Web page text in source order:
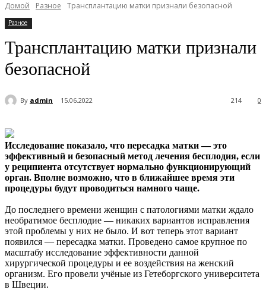
Домой Разное Трансплантацию матки признали безопасной
Разное
Трансплантацию матки признали
безопасной
By admin 15.06.2022 0
214
Исследование показало, что пересадка матки — это
эффективный и безопасный метод лечения бесплодия, если
у реципиента отсутствует нормально функционирующий
орган. Вполне возможно, что в ближайшее время эти
процедуры будут проводиться намного чаще.
До последнего времени женщин с патологиями матки ждало
необратимое бесплодие — никаких вариантов исправления
этой проблемы у них не было. И вот теперь этот вариант
появился — пересадка матки. Проведено самое крупное по
масштабу исследование эффективности данной
хирургической процедуры и ее воздействия на женский
организм. Его провели учёные из Гетеборгского университета
в Швеции.